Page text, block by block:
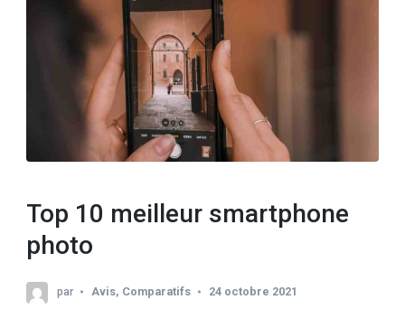
Top 10 meilleur smartphone
photo
par Avis, Comparatifs 24 octobre 2021